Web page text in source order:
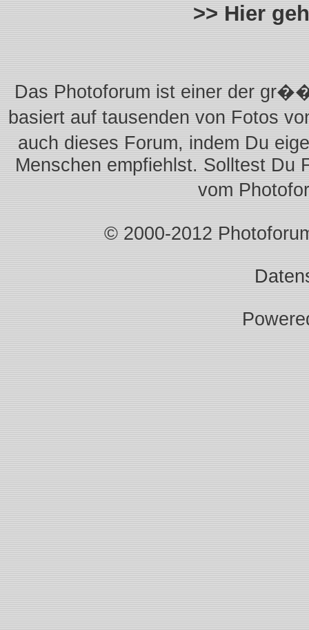
>> Hier
Das Photoforum ist einer der
basiert auf tausenden von Fotos
auch dieses Forum, indem Du
Menschen empfiehlst. Solltest Du
vom
© 2000-2012